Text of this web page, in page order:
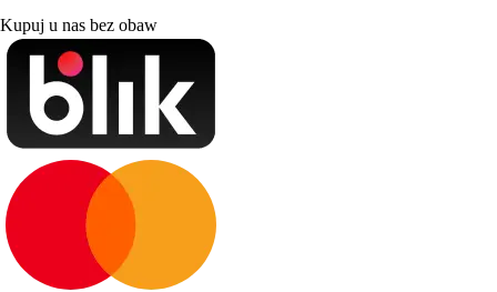
Kupuj u nas bez obaw